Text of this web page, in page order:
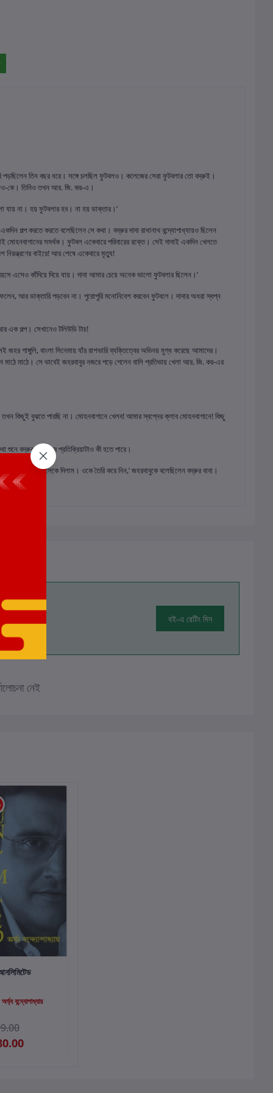
তিন বছর ধরে। সঙ্গে চলছিল ফুটবলও। কলেজের সেরা ফুটবলার তো বদ্রুই।
আও-কে। তিনিও তখন আর. জি. কর-এ।
যায় না। হয় ফুটবলার হব। না হয় ডাক্তার।’
গল্প করতে করতে বলেছিলেন সে কথা। বদ্রুর দাদা রাধানাথ বন্দ্যোপাধ্যায়ও ছিলেন
মোহনবাগানের সমর্থক। ফুটবল একেবারে পরিবারের রক্তে। সেই দাদাই একদিন খেলতে
নিয়ন্ত্রণের বাইরে! আর শেষে একেবারে মৃত্যু!
এসেও কাঁদিয়ে দিয়ে যায়। দাদা আমার চেয়ে অনেক ভালো ফুটবলার ছিলেন।’
আর ডাক্তারি পড়বেন না। পুরোপুরি মনোনিবেশ করবেন ফুটবলে। দাদার অধরা স্বপ্ন
এক গল্প। সেখানেও টলিউডি টাচ!
গাঙ্গুলি, বাংলা সিনেমায় যাঁর রাশভারি ব্যক্তিত্বের অভিনয় মুগ্ধ করেছে আমাদের।
মাঠে মাঠে। সে ভাবেই জহরবাবুর নজরে পড়ে গেলেন বালি প্রতিভায় খেলা আর. জি. কর-এর
কিছুই বুঝতে পারছি না। মোহনবাগানে খেলব! আমার স্বপ্নের ক্লাব মোহনবাগানে! কিছু
বদ্রুর পরিবারের প্রতিক্রিয়াটাও কী হতে পারে।
‘এই নিন, ছেলেকে দিলাম। ওকে তৈরি করে নিন,’ জহরবাবুকে বলেছিলেন বদ্রুর বাবা।
বই-এ রেটিং দিন
নেই
কার্টে যোগ করুন
অর্ঘ্য বন্দ্যোপাধ্যায়